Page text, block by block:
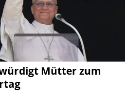
Mütter zum